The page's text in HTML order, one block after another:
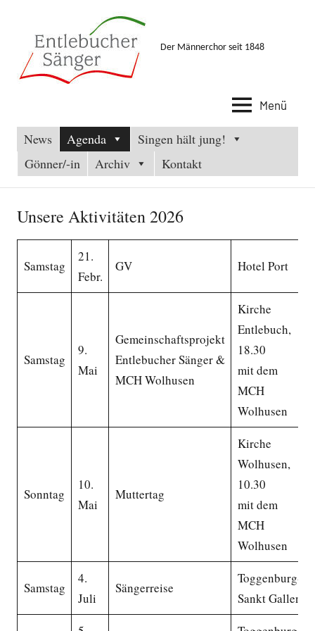
springen
Der Männerchor seit 1848
Menü
News Agenda
Singen hält jung!
Gönner/-in
Archiv Kontakt
Unsere Aktivitäten 2026
Samstag
21.
Febr.
GV Hotel Port
Samstag
9.
Mai
Gemeinschaftsprojekt
Entlebucher Sänger &
MCH Wolhusen
Kirche
Entlebuch,
18.30
mit dem
MCH
Wolhusen
Sonntag
10.
Mai
Muttertag
Kirche
Wolhusen,
10.30
mit dem
MCH
Wolhusen
Samstag
4.
Juli
Sängerreise
Toggenburg-
Sankt Gallen